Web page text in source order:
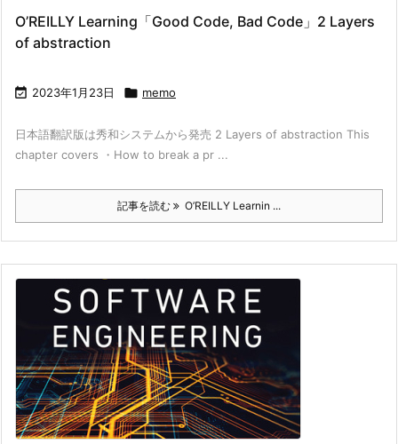
O’REILLY Learning「Good Code, Bad Code」2 Layers
of abstraction
 2023年1月23日  memo
日本語翻訳版は秀和システムから発売 2 Layers of abstraction This
chapter covers ・How to break a pr ...
記事を読む O’REILLY Learnin ...